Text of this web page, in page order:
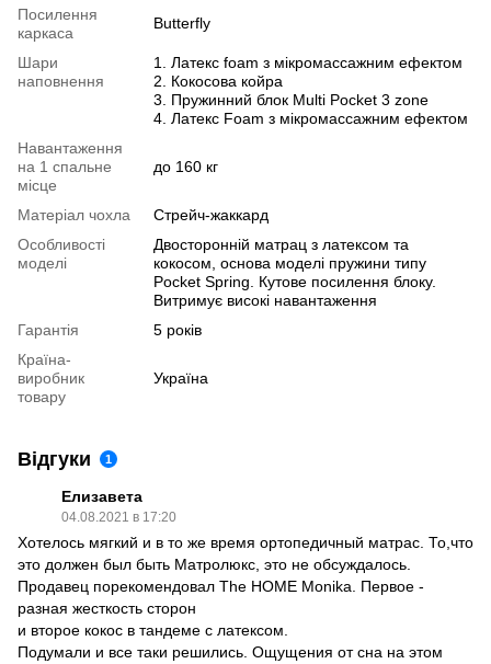
Посилення
каркаса
Butterfly
Шари
наповнення
1. Латекс foam з мікромассажним ефектом
2. Кокосова койра
3. Пружинний блок Multi Pocket 3 zone
4. Латекс Foam з мікромассажним ефектом
Навантаження
на 1 спальне
місце
до 160 кг
Матеріал чохла
Стрейч-жаккард
Особливості
моделі
Двосторонній матрац з латексом та
кокосом, основа моделі пружини типу
Pocket Spring. Кутове посилення блоку.
Витримує високі навантаження
Гарантія
5 років
Країна-
виробник
товару
Україна
Відгуки 1
Елизавета
04.08.2021 в 17:20
Хотелось мягкий и в то же время ортопедичный матрас. То,что
это должен был быть Матролюкс, это не обсуждалось.
Продавец порекомендовал The HOME Monika. Первое -
разная жесткость сторон
и второе кокос в тандеме с латексом.
Подумали и все таки решились. Ощущения от сна на этом